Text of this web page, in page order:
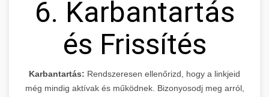
6. Karbantartás
és Frissítés
Karbantartás: Rendszeresen ellenőrizd, hogy a linkjeid
még mindig aktívak és működnek. Bizonyosodj meg arról,